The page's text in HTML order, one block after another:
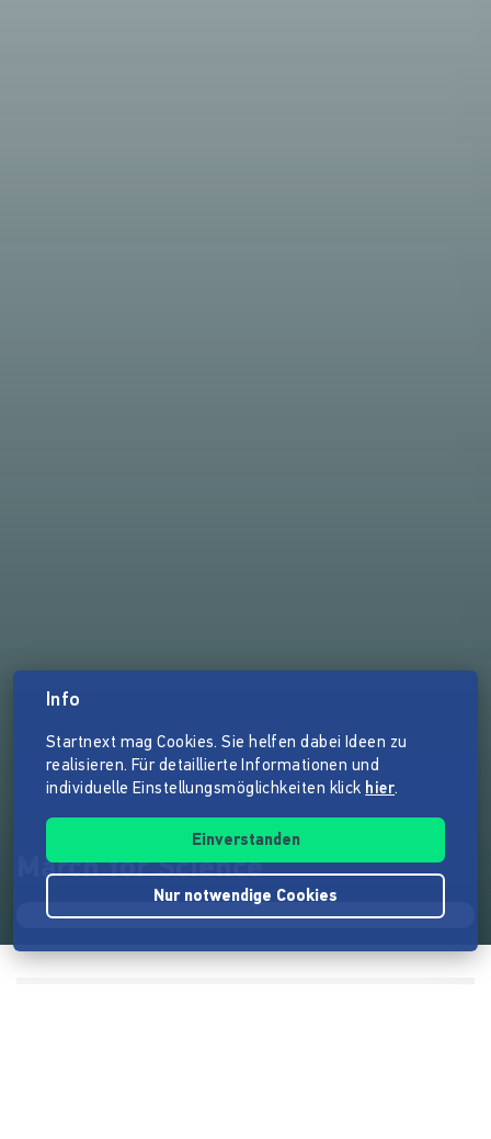
March for Science
Info
Startnext mag Cookies. Sie helfen dabei Ideen zu
realisieren. Für detaillierte Informationen und
individuelle Einstellungsmöglichkeiten klick hier.
Einverstanden
Nur notwendige Cookies